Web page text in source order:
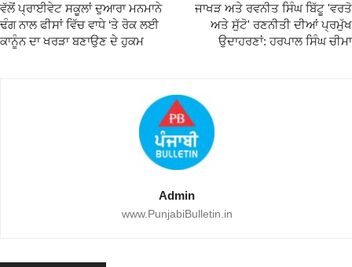
ਵੱਲੋਂ ਪ੍ਰਾਈਵੇਟ ਸਕੂਲਾਂ ਦੁਆਰਾ ਮਨਮਾਨੇ
ਢੰਗ ਨਾਲ ਫੀਸਾਂ ਵਿੱਚ ਵਾਧੇ ‘ਤੇ ਰੋਕ ਲਈ
ਕਾਨੂੰਨ ਦਾ ਖਰੜਾ ਬਣਾਉਣ ਦੇ ਹੁਕਮ
ਜਾਖੜ ਅਤੇ ਰਵਨੀਤ ਸਿੰਘ ਬਿੱਟੂ 'ਵਰਤੋ
ਅਤੇ ਸੁੱਟੋ' ਰਣਨੀਤੀ ਦੀਆਂ ਪ੍ਰਮੁੱਖ
ਉਦਾਹਰਣਾਂ: ਹਰਪਾਲ ਸਿੰਘ ਚੀਮਾ
Admin
www.PunjabiBulletin.in